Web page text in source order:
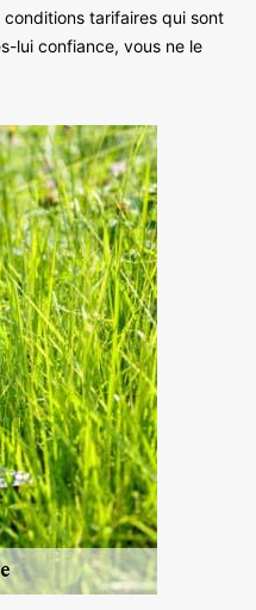
tarifaires qui sont
lui confiance, vous ne le